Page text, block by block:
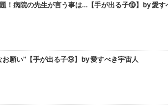
！病院の先生が言う事は…【手が出る子⑩】by 愛す
願い”【手が出る子⑨】by 愛すべき宇宙人